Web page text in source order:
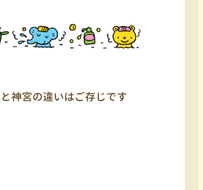
神宮の違いはご存じです